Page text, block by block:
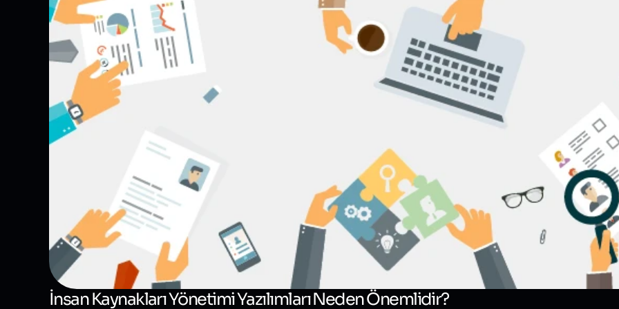
İnsan Kaynakları Yönetimi Yazılımları Neden Önemlidir?
Bize Projenizden
Bize